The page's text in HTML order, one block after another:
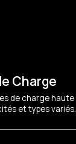
Charge
de charge haute
et types variés.